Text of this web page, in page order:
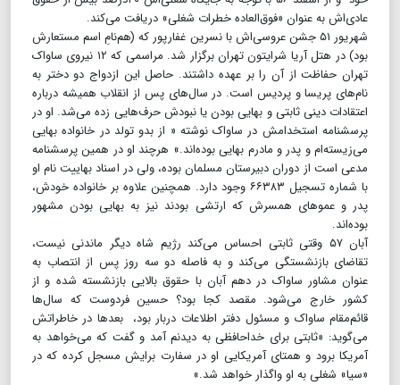
‌عادی‌اش به عنوان «فوق‌العاده خطرات شغلی» دریافت می‌کند.
شهریور ۵۱ جشن عروسی‌اش با نسرین غفارپور که (هم‌نامِ اسم مستعارش
بود) در هتل آریا شرایتون تهران برگزار شد. مراسمی که ۱۲ نیروی ساواک
تهران حفاظت از آن را بر عهده داشتند. حاصل این ازدواج دو دختر به
نام‌های پریسا و پردیس است. در سال‌های پس از انقلاب همیشه درباره
اعتقادات دینی ثابتی و بهایی‌ بودن یا نبودش حرف‌هایی زده می‌شد. او در
پرسشنامه‌ استخدامش در ساواک نوشته « از بدو تولد در خانواده بهایی
می‌زیسته‌ام و پدر و مادرم بهایی بوده‌اند.» هرچند او در همین پرسشنامه
مدعی است از دوران دبیرستان مسلمان بوده، ولی در اسناد بهاییت نام او
با شماره تسجیل ۶۶۳۸۳ وجود دارد. همچنین علاوه بر خانواده خودش،
پدر و عموهای همسرش که ارتشی بودند نیز به بهایی بودن مشهور
بوده‌اند.
آبان ۵۷ وقتی ثابتی احساس می‌کند رژیم شاه دیگر ماندنی نیست،
تقاضای بازنشستگی می‌کند و به فاصله دو سه روز پس از انتصاب به
عنوان مشاور ساواک در دهم آبان با حقوق بالایی بازنشسته شده و از
کشور خارج می‌شود. مقصد کجا بود؟ حسین فردوست که سال‌ها
قائم‌مقام ساواک و مسئول دفتر اطلاعات دربار بود، بعدها در خاطراتش
می‌گوید: «ثابتی برای خداحافظی به دیدنم آمد و گفت که می‌خواهد به
آمریکا برود و همتای آمریکایی او در سفارت برایش مسجل کرده که در
«سیا» شغلی به او واگذار خواهد شد.»